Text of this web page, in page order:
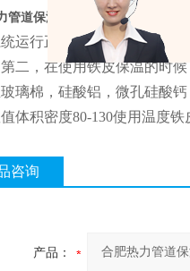
管道保温施工报价并且全部都
运行正常。那么，我们要
二，在使用铁皮保温的时
璃棉，硅酸铝，微孔硅酸
体积密度80-130使用温度
咨询
产品：